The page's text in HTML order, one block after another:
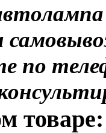
по
товаре: